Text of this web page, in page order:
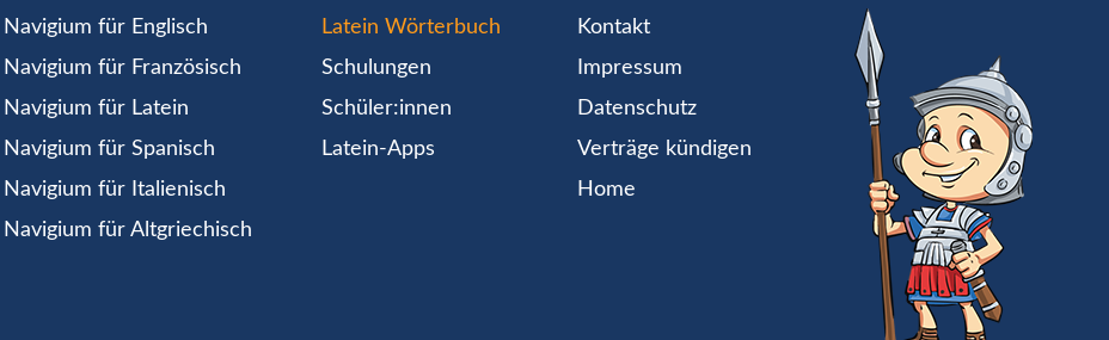
Navigium für Englisch
Navigium für Französisch
Navigium für Latein
Navigium für Spanisch
Navigium für Italienisch
Navigium für Altgriechisch
Latein Wörterbuch
Schulungen
Schüler:innen
Latein-Apps
Kontakt
Impressum
Datenschutz
Verträge kündigen
Home